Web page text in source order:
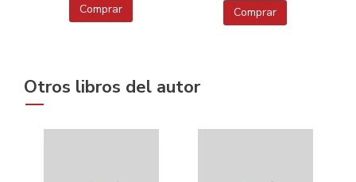
Comprar Comprar
Otros libros del autor